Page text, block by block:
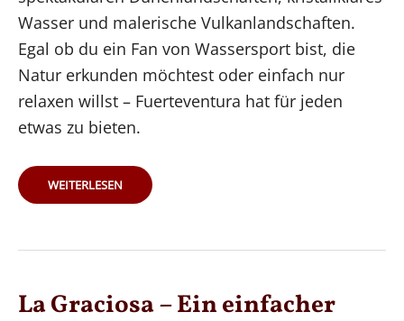
Wasser und malerische Vulkanlandschaften.
Egal ob du ein Fan von Wassersport bist, die
Natur erkunden möchtest oder einfach nur
relaxen willst – Fuerteventura hat für jeden
etwas zu bieten.
TOP
7
SEHENSWÜRDIGKEITEN
MUSST
INSIDER
TIPPS
WEITERLESEN
La Graciosa – Ein einfacher